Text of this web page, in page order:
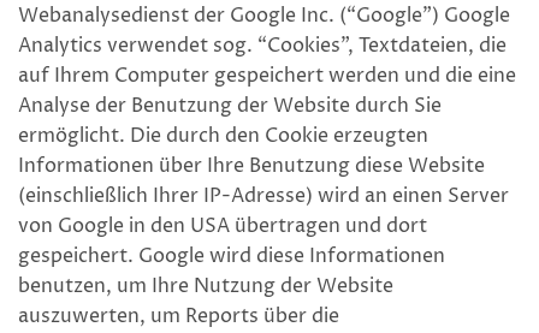
Webanalysedienst der Google Inc. (“Google”) Google
Analytics verwendet sog. “Cookies”, Textdateien, die
auf Ihrem Computer gespeichert werden und die eine
Analyse der Benutzung der Website durch Sie
ermöglicht. Die durch den Cookie erzeugten
Informationen über Ihre Benutzung diese Website
(einschließlich Ihrer IP-Adresse) wird an einen Server
von Google in den USA übertragen und dort
gespeichert. Google wird diese Informationen
benutzen, um Ihre Nutzung der Website
auszuwerten, um Reports über die